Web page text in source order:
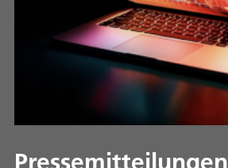
Pressemitteilungen